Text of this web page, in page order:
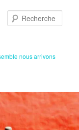
nous arrivons